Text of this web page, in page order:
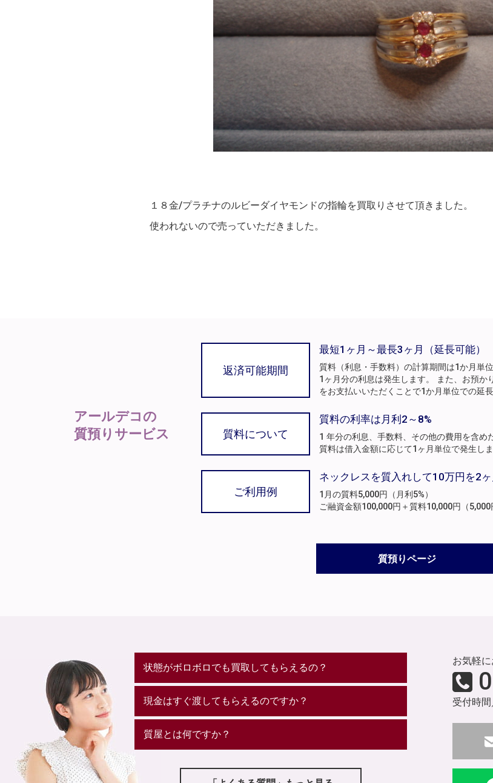
１８金/プラチナのルビーダイヤモンドの指輪を買取りさせて頂きました。
使われないので売っていただきました。
アールデコの
質預りサービス
返済可能期間
最短1ヶ月～最長3ヶ月（延長可能）
質料（利息・手数料）の計算期間は1か月単
1ヶ月分の利息は発生します。 また、お預か
をお支払いいただくことで1か月単位での延長
質料について
質料の利率は月利2～8%
1 年分の利息、手数料、その他の費用を含め
質料は借入金額に応じて1ヶ月単位で発生し
ご利用例
ネックレスを質入れして10万円を2
1月の質料5,000円（月利5%）
ご融資金額100,000円＋質料10,000円（
質預りページ
状態がボロボロでも買取してもらえるの？
現金はすぐ渡してもらえるのですか？
質屋とは何ですか？
お気軽
受付時